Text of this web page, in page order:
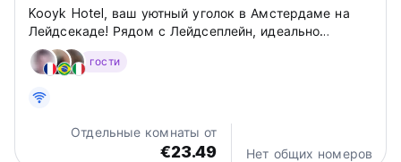
Kooyk Hotel, ваш уютный уголок в Амстердаме на
Лейдсекаде! Рядом с Лейдсеплейн, идеально
подходит для изучения каналов, музеев и рынков.
Расслабляющий оазис в Амстердаме. (Auto-
гости
Отдельные комнаты от
€23.49 Нет общих номеров